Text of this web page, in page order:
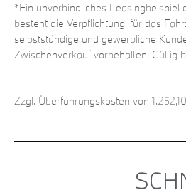
*Ein unverbindliches
besteht die Verpflichtung, für das
selbstständige und gewerbliche
Zwischenverkauf vorbehalten. Gültig
Zzgl. Überführungskosten von